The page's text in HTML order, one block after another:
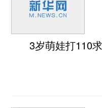
3岁萌娃打110